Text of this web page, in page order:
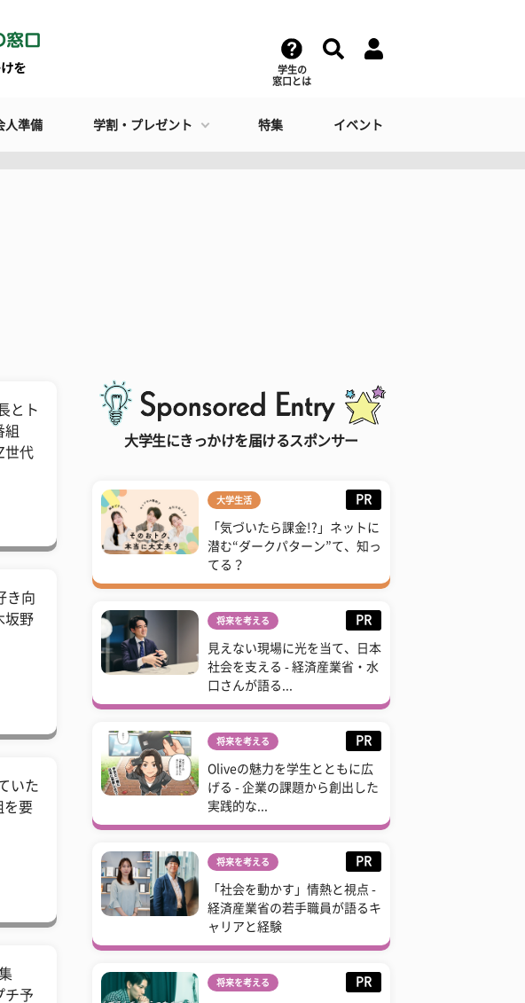
学生の
窓口とは
人準備 学割・プレゼント 特集 イベント
とト
組
世代
き向
坂野
いた
を要
チ予
大学生にきっかけを届けるスポンサー
大学生活 PR
「気づいたら課金!?」ネットに
潜む“ダークパターン”て、知っ
てる？
将来を考える PR
見えない現場に光を当て、日本
社会を支える - 経済産業省・水
口さんが語る...
将来を考える PR
Oliveの魅力を学生とともに広
げる - 企業の課題から創出した
実践的な...
将来を考える PR
「社会を動かす」情熱と視点 -
経済産業省の若手職員が語るキ
ャリアと経験
将来を考える PR